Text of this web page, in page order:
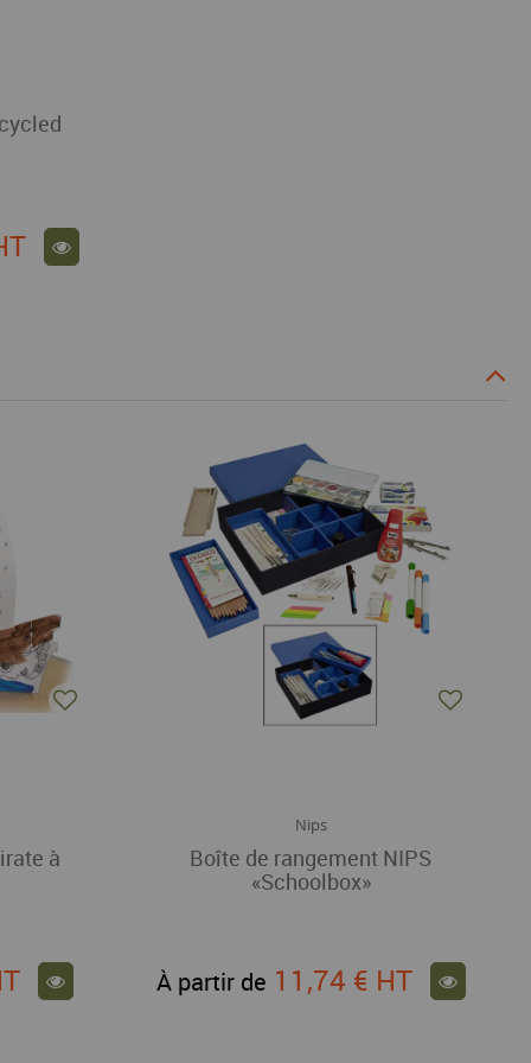
à
Nips
Boîte de rangement NIPS
«Schoolbox»
À partir de 11,74 € HT